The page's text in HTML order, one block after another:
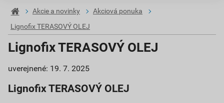
Akcie a novinky
Akciová ponuka
Lignofix TERASOVÝ OLEJ
Lignofix TERASOVÝ OLEJ
uverejnené: 19. 7. 2025
Lignofix TERASOVÝ OLEJ